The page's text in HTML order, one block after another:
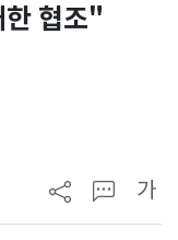
협조"
가